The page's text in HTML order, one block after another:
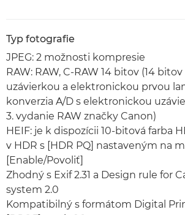
Typ fotografie
JPEG: 2 možnosti kompresie
RAW: RAW, C-RAW 14 bitov (14
uzávierkou a elektronickou prvou
konverzia A/D s elektronickou
3. vydanie RAW značky Canon)
HEIF: je k dispozícii 10-bitová farba
v HDR s [HDR PQ] nastaveným na
[Enable/Povoliť]
Zhodný s Exif 2.31 a Design rule for
system 2.0
Kompatibilný s formátom Digital